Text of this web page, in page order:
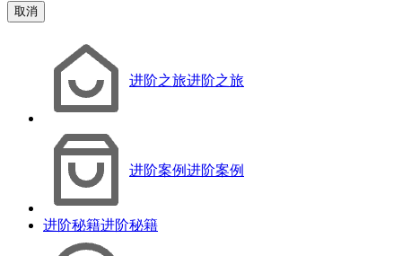
取消
进阶之旅进阶之旅
进阶案例进阶案例
进阶秘籍进阶秘籍